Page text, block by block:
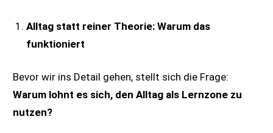
Alltag statt reiner Theorie: Warum das
funktioniert
Bevor wir ins Detail gehen, stellt sich die Frage:
Warum lohnt es sich, den Alltag als Lernzone zu
nutzen?